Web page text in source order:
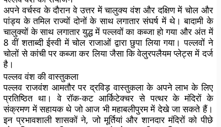
अपने वर्चस्व के दौरान वे उत्तर में चालुक्य वंश और दक्षिण में चोल और
पांड्य के तमिल राज्यों दोनों के साथ लगातार संघर्ष में थे। बादामी के
चालुक्यों के साथ लगातार युद्ध में पल्लवों का कब्जा हो गया और अंत में
8 वीं शताब्दी ईस्वी में चोल राजाओं द्वारा छुपा लिया गया। पल्लवों ने
चोलों से कांची पर कब्जा कर लिया जैसा कि वेलुरपलैयम प्लेट्स में दर्ज
है।
पल्लव वंश की वास्तुकला
पल्लव राजवंश आमतौर पर द्रविड़ वास्तुकला के अपने लाभ के लिए
प्रतिष्ठित था। वे रॉक-कट आर्किटेक्चर से पत्थर के मंदिरों के
संक्रमण में सहायक थे जो आज भी महाबलीपुरम में देखे जा सकते हैं।
इन प्रभावशाली शासकों ने, जो मूर्तियां और शानदार मंदिरों को पीछे